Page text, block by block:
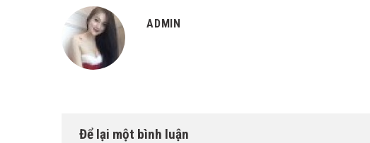
ADMIN
Để lại một bình luận